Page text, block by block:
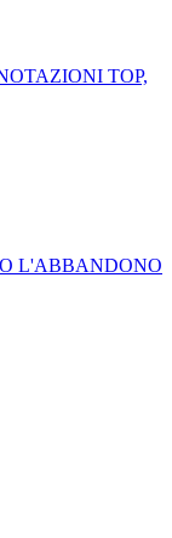
TOP,
L'ABBANDONO